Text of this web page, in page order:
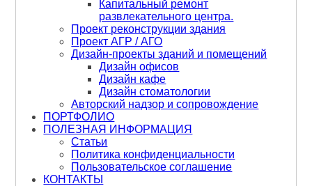
Капитальный ремонт
развлекательного центра.
Проект реконструкции здания
Проект АГР / АГО
Дизайн-проекты зданий и помещений
Дизайн офисов
Дизайн кафе
Дизайн стоматологии
Авторский надзор и сопровождение
ПОРТФОЛИО
ПОЛЕЗНАЯ ИНФОРМАЦИЯ
Статьи
Политика конфиденциальности
Пользовательское соглашение
КОНТАКТЫ
на строительство без ущерба для
качества и надежности.
Учитываются современные технологии и
материалы, которые могут снизить
стоимость и сроки строительства.
Определение архитектурно-
планировочных решений
Конструктивные решения тесно связаны
с архитектурным обликом здания. Они
определяют форму, размеры и
расположение несущих элементов (стен,
колонн, перекрытий, фундаментов).
Это позволяет реализовать задумки
архитектора, обеспечивая при этом
функциональность и безопасность.